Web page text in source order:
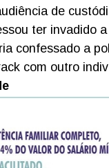
de
ter invadido
confessado a
com outro